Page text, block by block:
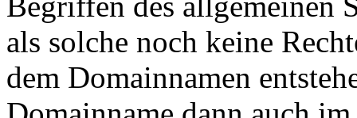
als solche noch keine
dem Domainnamen